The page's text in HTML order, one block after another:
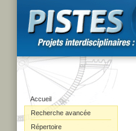
Accueil
Recherche avancée
Répertoire